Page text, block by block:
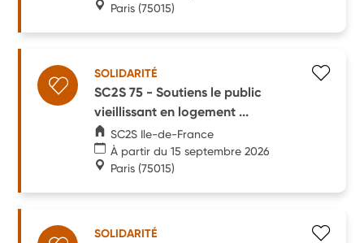
Paris (75015)
SOLIDARITÉ
SC2S 75 - Soutiens le public
vieillissant en logement ...
SC2S Ile-de-France
À partir du 15 septembre 2026
Paris (75015)
SOLIDARITÉ